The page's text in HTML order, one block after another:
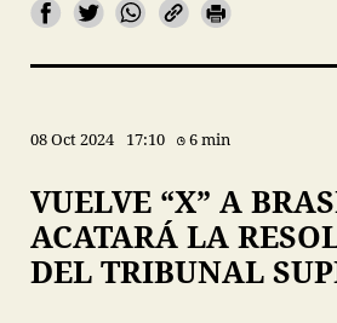
08 Oct 2024 17:10 6 min
VUELVE “X” A
ACATARÁ LA
DEL TRIBUNAL